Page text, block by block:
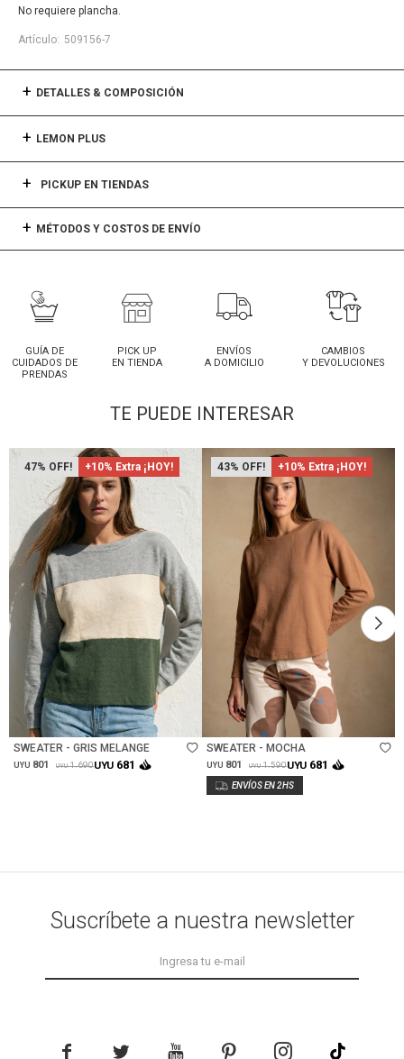
No requiere plancha.
509156-7
DETALLES & COMPOSICIÓN
LEMON PLUS
PICKUP EN TIENDAS
MÉTODOS Y COSTOS DE ENVÍO
GUÍA DE
CUIDADOS DE
PRENDAS
PICK UP
EN TIENDA
ENVÍOS
A DOMICILIO
CAMBIOS
Y DEVOLUCIONES
TE PUEDE INTERESAR
47 +10% Extra ¡HOY!
Talle
SWEATER - GRIS MELANGE
UYU 801 UYU 1.690UYU 681
43 +10% Extra ¡HOY!
Talle
SWEATER - MOCHA
UYU 801 UYU 1.590UYU 681
Suscríbete a nuestra newsletter
    